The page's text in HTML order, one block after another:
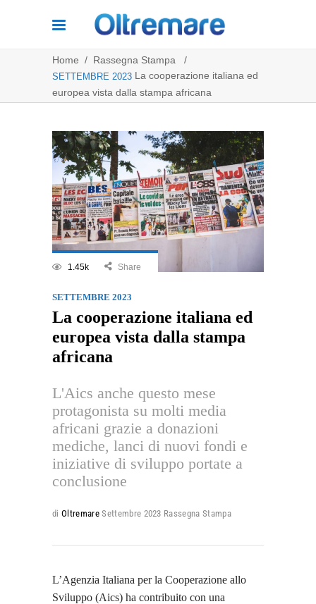
Home / Rassegna Stampa /
SETTEMBRE 2023 La cooperazione italiana ed
europea vista dalla stampa africana
1.45k Share
SETTEMBRE 2023
La cooperazione italiana ed
europea vista dalla stampa
africana
L'Aics anche questo mese
protagonista su molti media
africani grazie a donazioni
mediche, lanci di nuovi fondi e
iniziative di sviluppo portate a
conclusione
di Oltremare Settembre 2023 Rassegna Stampa
L’Agenzia Italiana per la Cooperazione allo
Sviluppo (Aics) ha contribuito con una